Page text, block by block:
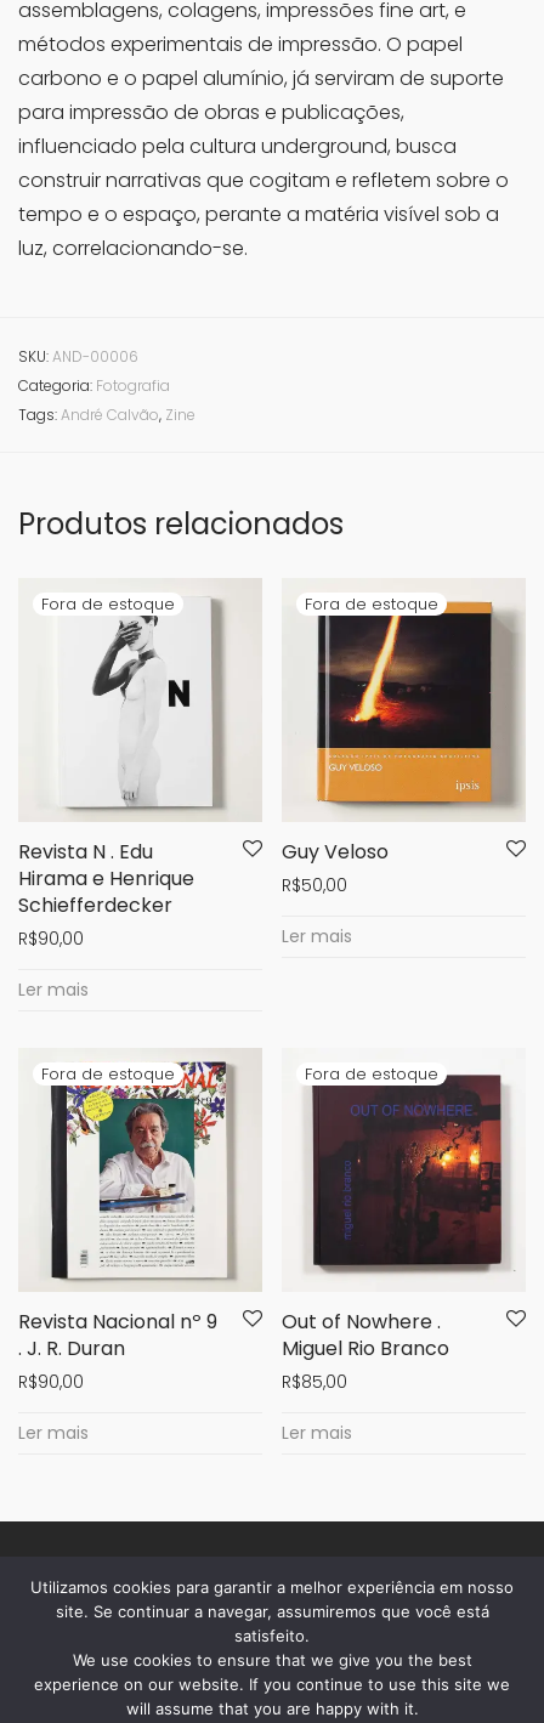
assemblagens, colagens, impressões fine art, e
métodos experimentais de impressão. O papel
carbono e o papel alumínio, já serviram de suporte
para impressão de obras e publicações,
influenciado pela cultura underground, busca
construir narrativas que cogitam e refletem sobre o
tempo e o espaço, perante a matéria visível sob a
luz, correlacionando-se.
SKU:AND-00006
Categoria: Fotografia
Tags:André Calvão, Zine
Produtos relacionados
Revista N . Edu
Hirama e Henrique
Schiefferdecker
R$90,00
Ler mais
Guy Veloso
R$50,00
Ler mais
Revista Nacional nº 9
. J. R. Duran
R$90,00
Ler mais
Out of Nowhere .
Miguel Rio Branco
R$85,00
Ler mais
sobre a casa
privacidade
Utilizamos cookies para garantir a melhor experiência em nosso
site. Se continuar a navegar, assumiremos que você está
satisfeito.
We use cookies to ensure that we give you the best
experience on our website. If you continue to use this site we
will assume that you are happy with it.